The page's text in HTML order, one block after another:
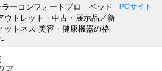
ラーコンフォートプロ ベッド
トレット・中古・展示品／新
ットネス 美容・健康機器の格
PCサイト